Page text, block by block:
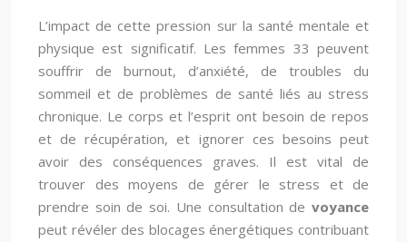
L’impact de cette pression sur la santé mentale et
physique est significatif. Les femmes 33 peuvent
souffrir de burnout, d’anxiété, de troubles du
sommeil et de problèmes de santé liés au stress
chronique. Le corps et l’esprit ont besoin de repos
et de récupération, et ignorer ces besoins peut
avoir des conséquences graves. Il est vital de
trouver des moyens de gérer le stress et de
prendre soin de soi. Une consultation de voyance
peut révéler des blocages énergétiques contribuant